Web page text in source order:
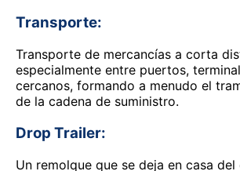
Transporte:
Transporte de mercancías a corta
especialmente entre puertos,
cercanos, formando a menudo el
de la cadena de suministro.
Drop Trailer:
Un remolque que se deja en casa